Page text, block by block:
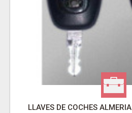
LLAVES DE COCHES ALMERIA